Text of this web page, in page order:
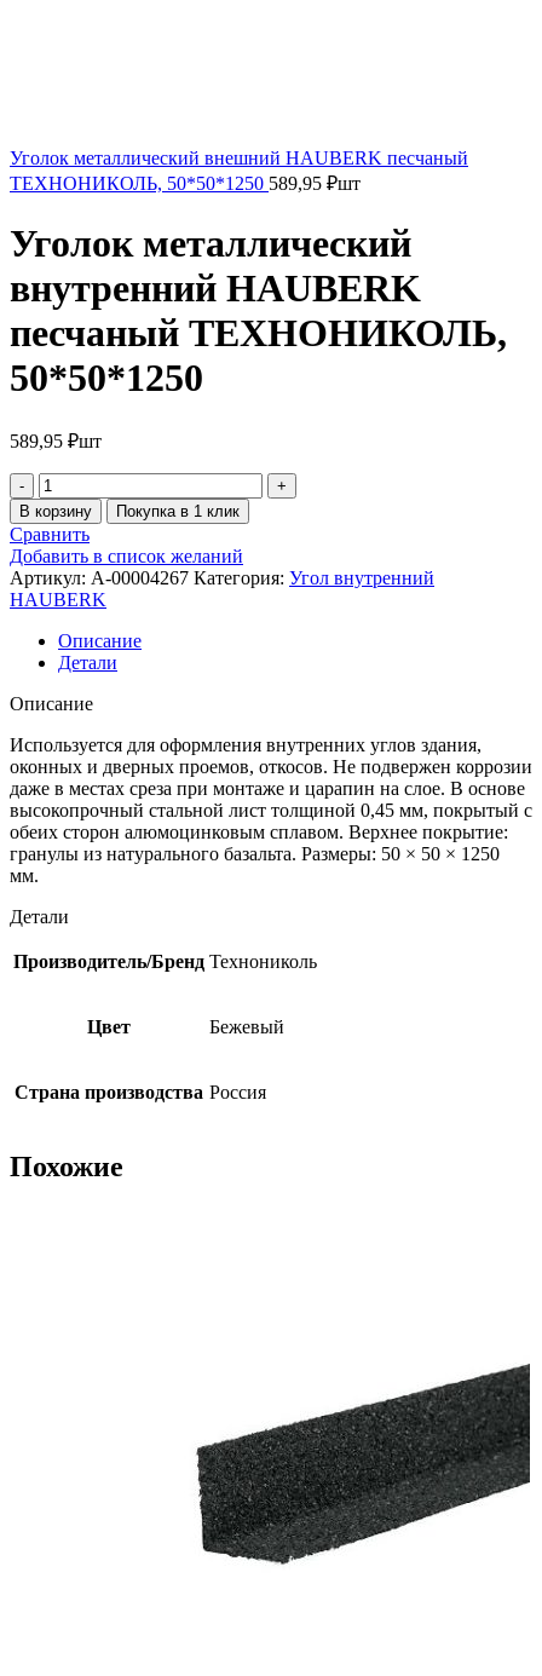
Уголок металлический внешний HAUBERK песчаный
ТЕХНОНИКОЛЬ, 50*50*1250 589,95 ₽шт
Уголок металлический
внутренний HAUBERK
песчаный ТЕХНОНИКОЛЬ,
50*50*1250
589,95 ₽шт
В корзину Покупка в 1 клик
Сравнить
Добавить в список желаний
Артикул: A-00004267 Категория: Угол внутренний
HAUBERK
Описание
Детали
Описание
Используется для оформления внутренних углов здания,
оконных и дверных проемов, откосов. Не подвержен коррозии
даже в местах среза при монтаже и царапин на слое. В основе
высокопрочный стальной лист толщиной 0,45 мм, покрытый с
обеих сторон алюмоцинковым сплавом. Верхнее покрытие:
гранулы из натурального базальта. Размеры: 50 × 50 × 1250
мм.
Детали
Производитель/Бренд Технониколь
Цвет Бежевый
Страна производства Россия
Похожие